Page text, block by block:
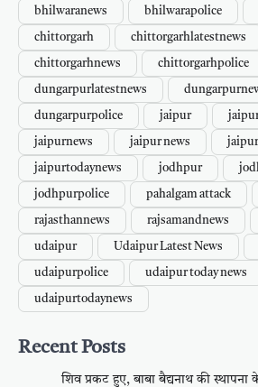
bhilwaranews bhilwarapolice
chittorgarh chittorgarhlatestnews
chittorgarhnews chittorgarhpolice
dungarpurlatestnews
dungarpurpolice jaipur
jaipurnews jaipur news
jaipurtodaynews jodhpur
jodhpurpolice pahalgam attack
rajasthannews rajsamandnews
udaipur Udaipur Latest News
udaipurpolice udaipur today news
udaipurtodaynews
Recent Posts
शिव प्रकट हुए, बाबा बैद्यनाथ की